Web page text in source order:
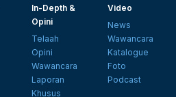
In-Depth &
Opini
Telaah
Opini
Wawancara
Laporan
Khusus
Video
News
Wawancara
Katalogue
Foto
Podcast